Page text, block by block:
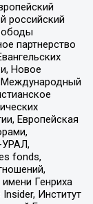
российский
партнерство
Новое
Международный
Европейская
fonds,
Генриха
Институт